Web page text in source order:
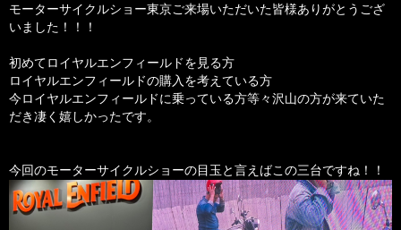
モーターサイクルショー東京ご来場いただいた皆様ありがとうござ
いました！！！
初めてロイヤルエンフィールドを見る方
ロイヤルエンフィールドの購入を考えている方
今ロイヤルエンフィールドに乗っている方等々沢山の方が来ていた
だき凄く嬉しかったです。
今回のモーターサイクルショーの目玉と言えばこの三台ですね！！